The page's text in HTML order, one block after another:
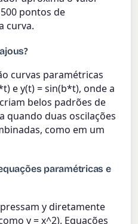
pontos de
curva.
curvas paramétricas
e y(t) = sin(b*t), onde a
belos padrões de
quando duas oscilações
como em um
paramétricas e
y diretamente
y = x^2). Equações